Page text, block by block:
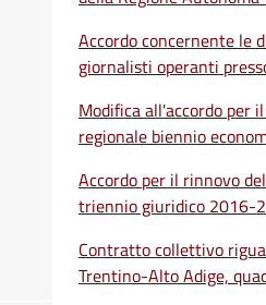
Accordo concernente le
giornalisti operanti
Modifica all'accordo per
regionale biennio
Accordo per il rinnovo
triennio giuridico 2016-
Contratto collettivo
Trentino-Alto Adige,